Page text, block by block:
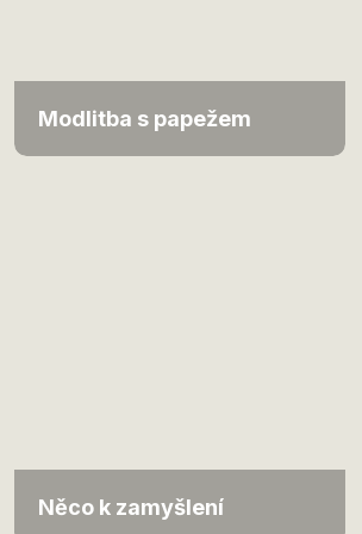
Modlitba s papežem
Něco k zamyšlení